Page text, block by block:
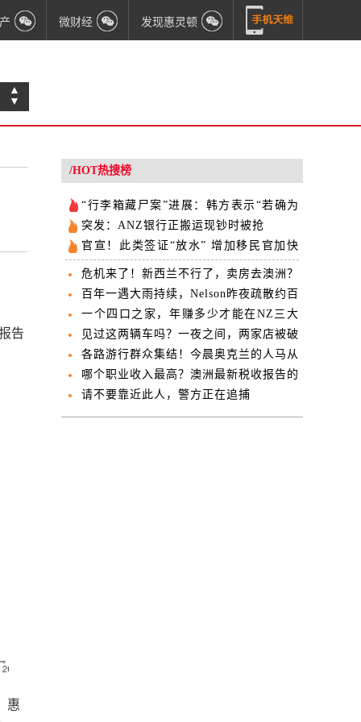
微财经 发现惠灵顿
▲
▼
告
惠
/HOT热搜榜
“行李箱藏尸案”进展：韩方表示“若确为
疑犯，将按流程引渡”
突发：ANZ银行正搬运现钞时被抢
官宣！此类签证“放水” 增加移民官加快
办理速度
危机来了！新西兰不行了，卖房去澳洲？
太天真！
百年一遇大雨持续，Nelson昨夜疏散约百
次
一个四口之家，年赚多少才能在NZ三大
城过得舒适
见过这两辆车吗？一夜之间，两家店被破
门而入
各路游行群众集结！今晨奥克兰的人马从
北岸浩浩荡荡南下
哪个职业收入最高？澳洲最新税收报告的
五大看点
请不要靠近此人，警方正在追捕